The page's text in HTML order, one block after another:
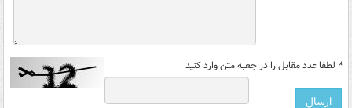
* لطفا عدد مقابل را در جعبه متن وارد کنید